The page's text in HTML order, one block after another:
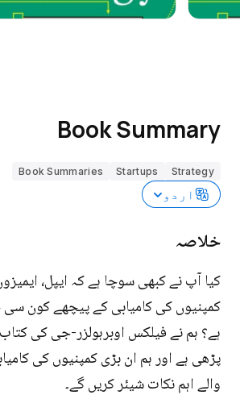
Book Summary
Strategy
Startups
Book Summaries
اردو
خلاصہ
کیا آپ نے کبھی سوچا ہے کہ ایپل،
کمپنیوں کی کامیابی کے پیچھے کون
ہے؟ ہم نے فیلکس اوبرہولزر-جی کی کتاب
پڑھی ہے اور ہم ان بڑی کمپنیوں کی
والے اہم نکات شیئر کریں گے۔